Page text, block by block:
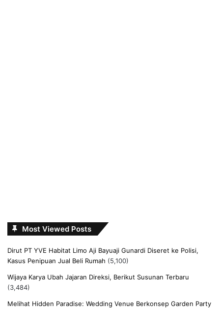
Most Viewed Posts
Dirut PT YVE Habitat Limo Aji Bayuaji Gunardi Diseret ke Polisi,
Kasus Penipuan Jual Beli Rumah (5,100)
Wijaya Karya Ubah Jajaran Direksi, Berikut Susunan Terbaru
(3,484)
Melihat Hidden Paradise: Wedding Venue Berkonsep Garden Party